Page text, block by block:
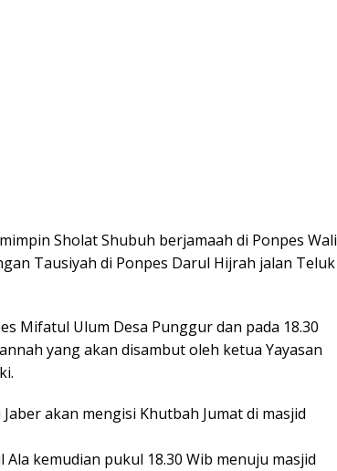
Sholat Shubuh berjamaah di Ponpes Wali
Tausiyah di Ponpes Darul Hijrah jalan Teluk
Mifatul Ulum Desa Punggur dan pada 18.30
yang akan disambut oleh ketua Yayasan
akan mengisi Khutbah Jumat di masjid
kemudian pukul 18.30 Wib menuju masjid